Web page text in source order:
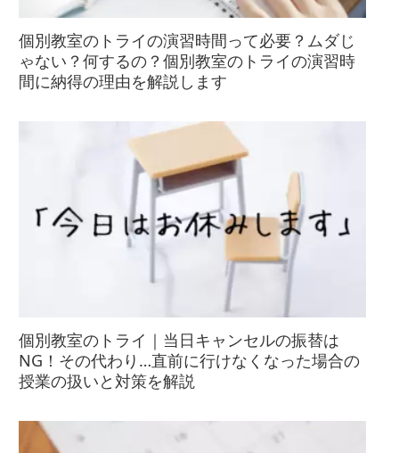
個別教室のトライの演習時間って必要？ムダじ
ゃない？何するの？個別教室のトライの演習時
間に納得の理由を解説します
個別教室のトライ｜当日キャンセルの振替は
NG！その代わり…直前に行けなくなった場合の
授業の扱いと対策を解説